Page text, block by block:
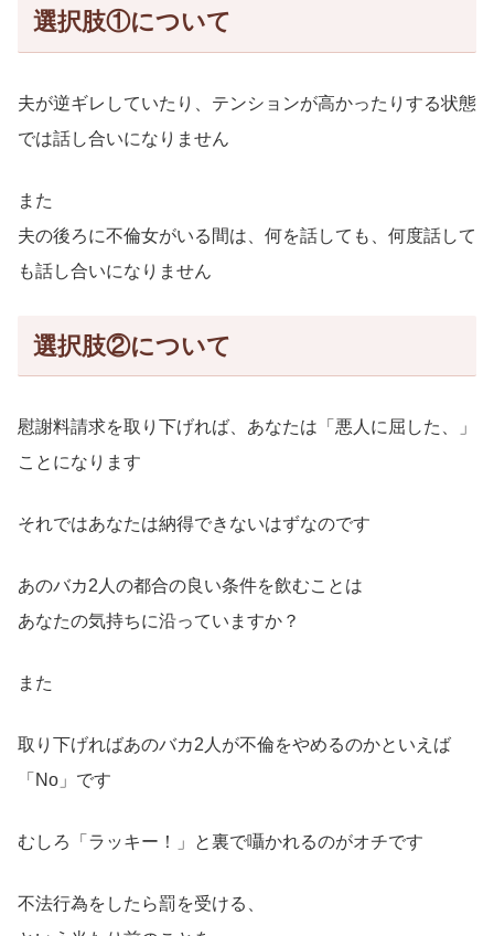
選択肢①について
夫が逆ギレしていたり、テンションが高かったりする状態
では話し合いになりません
また
夫の後ろに不倫女がいる間は、何を話しても、何度話して
も話し合いになりません
選択肢②について
慰謝料請求を取り下げれば、あなたは「悪人に屈した、」
ことになります
それではあなたは納得できないはずなのです
あのバカ2人の都合の良い条件を飲むことは
あなたの気持ちに沿っていますか？
また
取り下げればあのバカ2人が不倫をやめるのかといえば
「No」です
むしろ「ラッキー！」と裏で囁かれるのがオチです
不法行為をしたら罰を受ける、